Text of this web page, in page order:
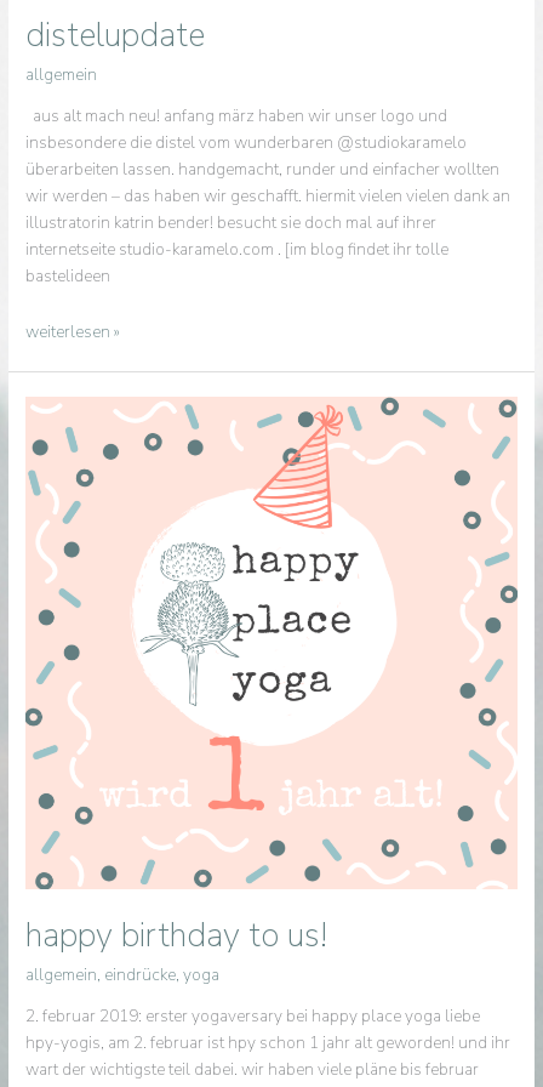
distelupdate
allgemein
aus alt mach neu! anfang märz haben wir unser logo und
insbesondere die distel vom wunderbaren @studiokaramelo
überarbeiten lassen. handgemacht, runder und einfacher wollten
wir werden – das haben wir geschafft. hiermit vielen vielen dank an
illustratorin katrin bender! besucht sie doch mal auf ihrer
internetseite studio-karamelo.com . [im blog findet ihr tolle
bastelideen
distelupdate
weiterlesen »
happy birthday to us!
allgemein, eindrücke,yoga
2. februar 2019: erster yogaversary bei happy place yoga liebe
hpy-yogis, am 2. februar ist hpy schon 1 jahr alt geworden! und ihr
wart der wichtigste teil dabei. wir haben viele pläne bis februar